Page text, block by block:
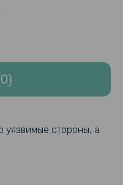
129 грн
уязвимые стороны, а